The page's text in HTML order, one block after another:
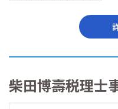
柴田博壽税理士